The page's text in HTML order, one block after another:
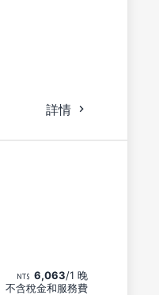
詳情
6,063/1 晚
不含稅金和服務費